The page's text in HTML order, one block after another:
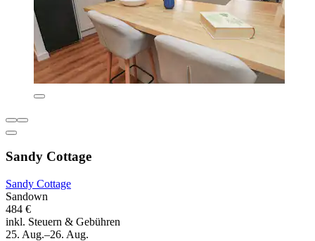
Sandy Cottage
Sandy Cottage
Sandown
484 €
inkl. Steuern & Gebühren
25. Aug.–26. Aug.